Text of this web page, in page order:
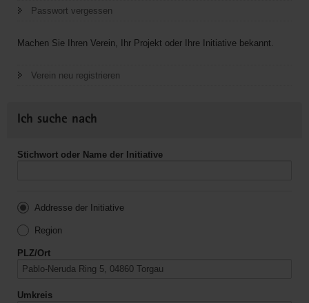
Passwort vergessen
Machen Sie Ihren Verein, Ihr Projekt oder Ihre Initiative bekannt.
Verein neu registrieren
Ich suche nach
Stichwort oder Name der Initiative
Addresse der Initiative
Region
PLZ/Ort
Umkreis